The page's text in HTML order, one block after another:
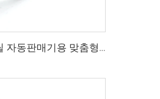
제조업체 스테인레스 스틸 자동판매기용 맞춤형 스프링 압축 코일 스프링